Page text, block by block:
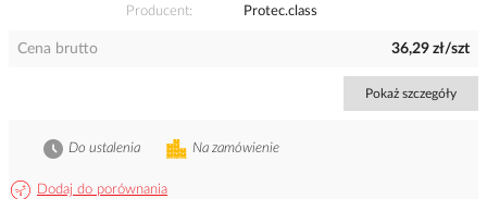
Producent
Protec.class
Cena brutto 36,29 zł/szt
Pokaż szczegóły
Dodaj do porównania
Na zamówienie
Do ustalenia